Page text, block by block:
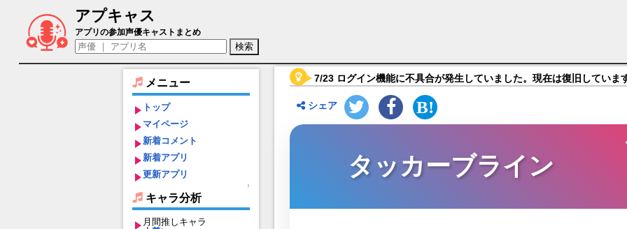
アプキャス
タッカーブライン（声優：小林ゆう)【ウマ娘 プリティーダービー】キャラ紹介
アプリの参加声優キャストまとめ
メニュー
トップ
マイページ
新着コメント
新着アプリ
更新アプリ
↑
キャラ分析
月間推しキャラ
7/23 ログイン機能に不具合が発生していました。現在は復旧していま
シェア
タッカーブライン